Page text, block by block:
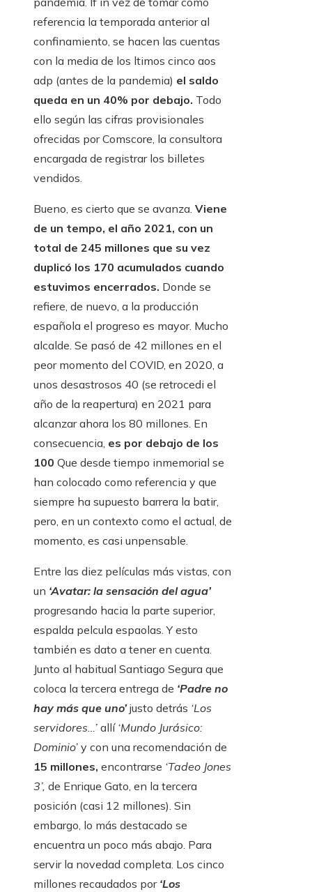
referencia la temporada anterior al
confinamiento, se hacen las cuentas
con la media de los ltimos cinco aos
adp (antes de la pandemia) el saldo
queda en un 40% por debajo. Todo
ello según las cifras provisionales
ofrecidas por Comscore, la consultora
encargada de registrar los billetes
vendidos.
Bueno, es cierto que se avanza. Viene
de un tempo, el año 2021, con un
total de 245 millones que su vez
duplicó los 170 acumulados cuando
estuvimos encerrados. Donde se
refiere, de nuevo, a la producción
española el progreso es mayor. Mucho
alcalde. Se pasó de 42 millones en el
peor momento del COVID, en 2020, a
unos desastrosos 40 (se retrocedi el
año de la reapertura) en 2021 para
alcanzar ahora los 80 millones. En
consecuencia, es por debajo de los
100 Que desde tiempo inmemorial se
han colocado como referencia y que
siempre ha supuesto barrera la batir,
pero, en un contexto como el actual, de
momento, es casi unpensable.
Entre las diez películas más vistas, con
un ‘Avatar: la sensación del agua’
progresando hacia la parte superior,
espalda pelcula espaolas. Y esto
también es dato a tener en cuenta.
Junto al habitual Santiago Segura que
coloca la tercera entrega de ‘Padre no
hay más que uno’justo detrás ‘Los
servidores…’ allí ‘Mundo Jurásico:
Dominio’ y con una recomendación de
15 millones, encontrarse ‘Tadeo Jones
3’, de Enrique Gato, en la tercera
posición (casi 12 millones). Sin
embargo, lo más destacado se
encuentra un poco más abajo. Para
servir la novedad completa. Los cinco
millones recaudados por ‘Los